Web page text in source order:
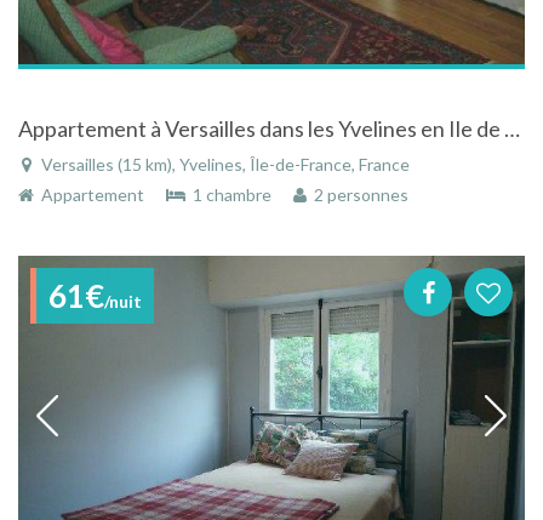
Appartement à Versailles dans les Yvelines en Ile de France proche de la grande Avenue de Paris
Versailles (15 km), Yvelines, Île-de-France, France
Appartement
1 chambre 2 personnes
61€/nuit